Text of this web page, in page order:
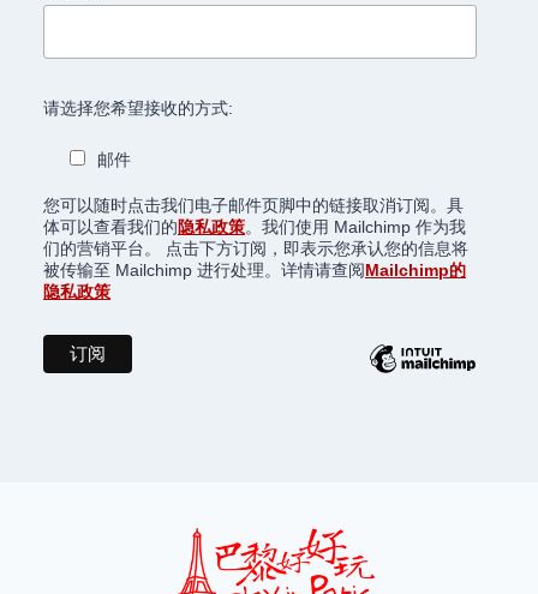
请选择您希望接收的方式:
邮件
您可以随时点击我们电子邮件页脚中的链接取消订阅。具
体可以查看我们的隐私政策。我们使用 Mailchimp 作为我
们的营销平台。 点击下方订阅，即表示您承认您的信息将
被传输至 Mailchimp 进行处理。详情请查阅Mailchimp的
隐私政策